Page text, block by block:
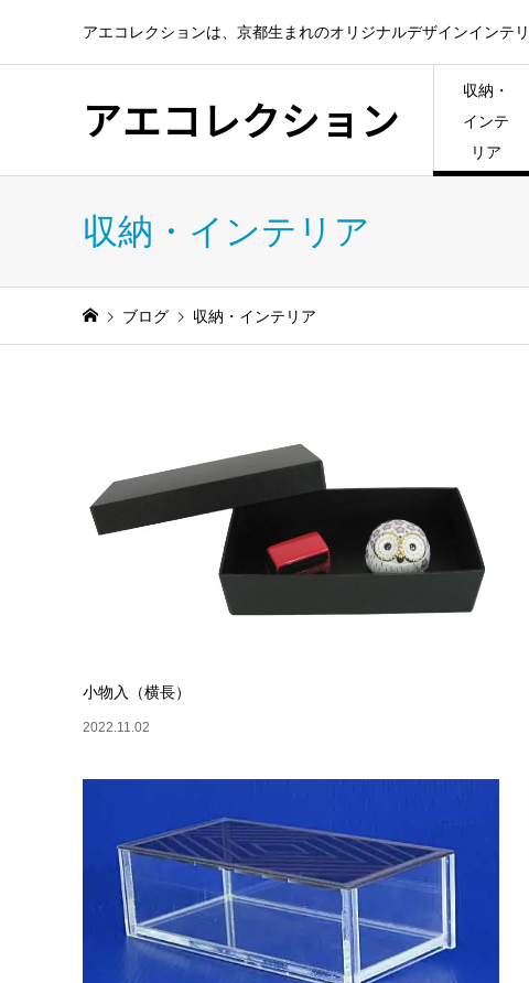
アエコレクションは、京都生まれのオリジナルデザインインテ
アエコレクション
収納・
インテ
リア
収納・インテリア
ブログ 収納・インテリア
小物入（横長）
2022.11.02